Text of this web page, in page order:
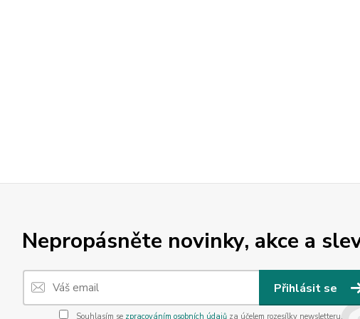
Nepropásněte novinky, akce a
Přihlásit se
Souhlasím se zpracováním osobních údajůza účelem rozesílky newsletteru.